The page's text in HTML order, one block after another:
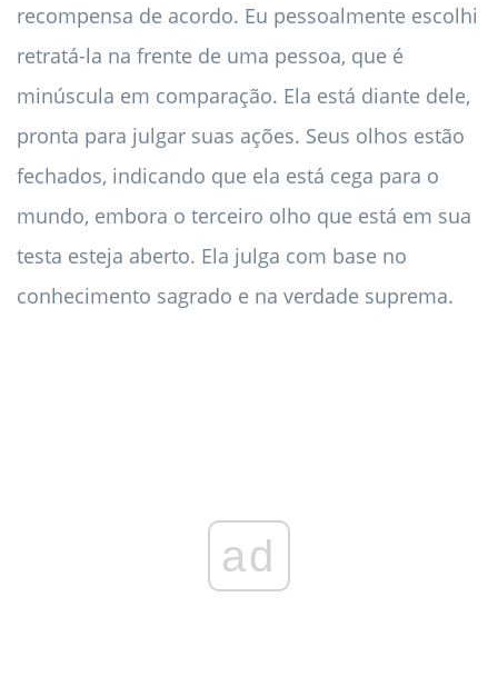
recompensa de acordo. Eu pessoalmente escolhi
retratá-la na frente de uma pessoa, que é
minúscula em comparação. Ela está diante dele,
pronta para julgar suas ações. Seus olhos estão
fechados, indicando que ela está cega para o
mundo, embora o terceiro olho que está em sua
testa esteja aberto. Ela julga com base no
conhecimento sagrado e na verdade suprema.
ad